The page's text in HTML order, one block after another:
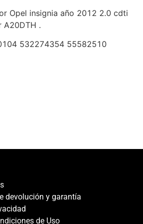
Opel insignia año 2012 2.0 cdti
.
532274354 55582510
devolución y garantía
de Uso